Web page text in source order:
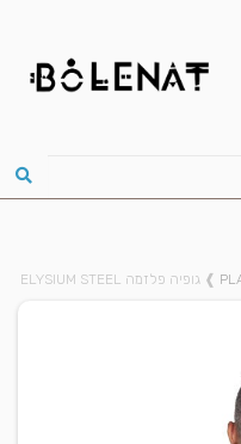
❱ גופיה פלזמה ELYSIUM STEEL